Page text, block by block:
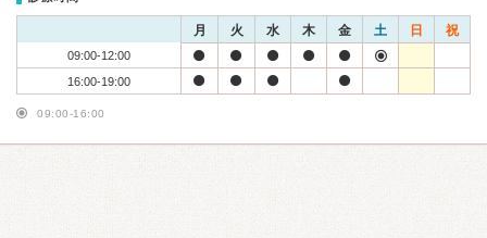
月 火 水 木 金 土 日 祝
09:00-12:00
16:00-19:00
09:00-16:00